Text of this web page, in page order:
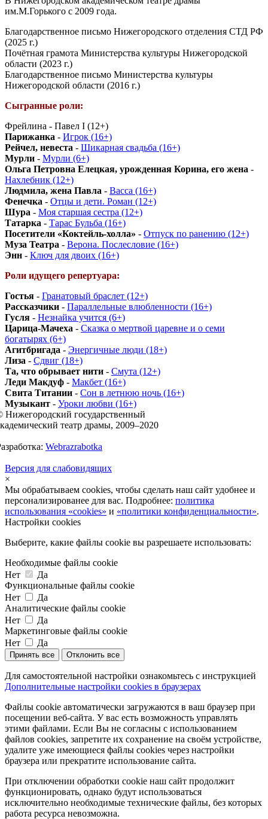
им.М.Горького с 2009 года.
Благодарственное письмо Нижегородского отделения СТД РФ
(2025 г.)
Почётная грамота Министерства культуры Нижегородской
области (2023 г.)
Благодарственное письмо Министерства культуры
Нижегородской области (2016 г.)
Сыгранные роли:
Фрейлина - Павел I (12+)
Парижанка - Игрок (16+)
Рейчел, невеста - Шикарная свадьба (16+)
Мурли - Мурли (6+)
Ольга Петровна Елецкая, урожденная Корина, его жена -
Нахлебник (12+)
Людмила, жена Павла - Васса (16+)
Фенечка - Отцы и дети. Роман (12+)
Шура - Моя старшая сестра (12+)
Татарка - Тарас Бульба (16+)
Посетители «Коктейль-холла» - Отпуск по ранению (12+)
Муза Театра - Верона. Послесловие (16+)
Энн - Ключ для двоих (16+)
Роли идущего репертуара:
Гостья - Гранатовый браслет (12+)
Рассказчики - Параллельные влюбленности (16+)
Гусля - Незнайка учится (6+)
Царица-Мачеха - Сказка о мертвой царевне и о семи
богатырях (6+)
Агитбригада - Энергичные люди (18+)
Лиза - Сдвиг (18+)
Та, что обрывает нити - Смута (12+)
Леди Макдуф - Макбет (16+)
Свита Титании - Сон в летнюю ночь (16+)
Музыкант - Уроки любви (16+)
Нижегородский государственный
театр драмы, 2009–2020
Webrazrabotka
Версия для слабовидящих
×
Мы обрабатываем cookies, чтобы сделать наш сайт удобнее и
персонализированее для вас. Подробнее: политика
использования «cookies» и «политики конфиденциальности».
Настройки cookies
Выберите, какие файлы cookie вы разрешаете использовать:
Необходимые файлы cookie
Нет
Да
Функциональные файлы cookie
Нет
Да
Аналитические файлы cookie
Нет
Да
Маркетинговые файлы cookie
Нет
Да
Принять все Отклонить все
Для самостоятельной настройки ознакомьтесь с инструкцией
Дополнительные настройки cookies в браузерах
Файлы cookie автоматически загружаются в ваш браузер при
посещении веб-сайта. У вас есть возможность управлять
этими файлами. Если Вы не согласны с использованием
файлов cookies, запретите их сохранение на своём устройстве,
удалите уже имеющиеся файлы cookies через настройки
браузера или прекратите использование сайта.
При отключении обработки cookie наш сайт продолжит
функционировать, однако будут использоваться
исключительно необходимые технические файлы, без которых
работа ресурса невозможна.